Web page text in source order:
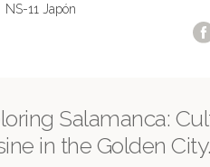
NS-11 Japón
Salamanca:
in the Golden